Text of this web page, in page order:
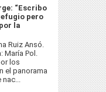
“Escribo
pero
la
Ruiz Ansó.
Pol.
los
el panorama